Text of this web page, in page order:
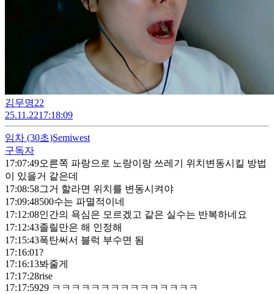
김무명22
25.11.2217:18:09
임차 (30초)Semiwest
구독자
17:07:49오른쪽 파랑으로 노랑이랑 쓰레기 위치변동시킬 방법
이 있을거 같은데
17:08:58그거 할라면 위치를 변동시켜야
17:09:48500수는 파멸적이네
17:12:08인간의 욕심은 모르겠고 같은 실수는 반복하네요
17:12:43졸릴만은 해 인정해
17:15:43폭탄써서 블럭 부수면 됨
17:16:01?
17:16:13봐줄게
17:17:28rise
17:17:5929 ㅋㅋㅋㅋㅋㅋㅋㅋㅋㅋㅋㅋㅋㅋㅋ